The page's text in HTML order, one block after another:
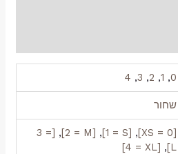
0
,
1
,
2
,
3
,
4
שחור
[0 = XS]
,
[1 = S]
,
[2 = M]
,
[3 =
L]
,
[4 = XL]